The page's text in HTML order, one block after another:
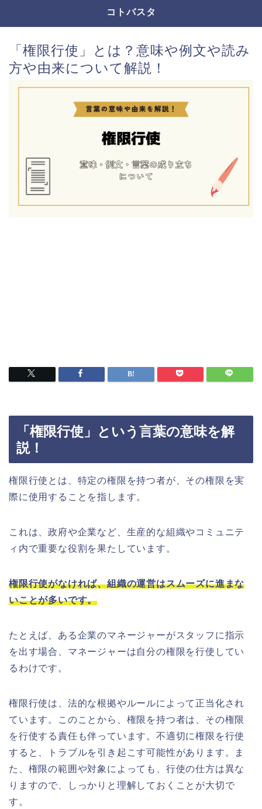
コトバスタ
「権限行使」とは？意味や例文や読み
方や由来について解説！
「権限行使」という言葉の意味を解
説！
権限行使とは、特定の権限を持つ者が、その権限を実
際に使用することを指します。
これは、政府や企業など、生産的な組織やコミュニテ
ィ内で重要な役割を果たしています。
権限行使がなければ、組織の運営はスムーズに進まな
いことが多いです。
たとえば、ある企業のマネージャーがスタッフに指示
を出す場合、マネージャーは自分の権限を行使してい
るわけです。
権限行使は、法的な根拠やルールによって正当化され
ています。このことから、権限を持つ者は、その権限
を行使する責任も伴っています。不適切に権限を行使
すると、トラブルを引き起こす可能性があります。ま
た、権限の範囲や対象によっても、行使の仕方は異な
りますので、しっかりと理解しておくことが大切で
す。